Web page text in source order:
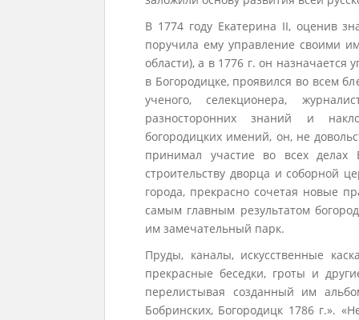
В 1774 году Екатерина II, оценив
поручила ему управление своими
области), а в 1776 г. он назначается
в Богородицке, проявился во всем
ученого, селекционера,
разносторонних знаний и
богородицких имений, он, не
принимал участие во всех делах
строительству дворца и соборной
города, прекрасно сочетая новые
самым главным результатом
им замечательный парк.
Пруды, каналы, искусственные
прекрасные беседки, гроты и
перелистывая созданный им
Бобринских, Богородицк 1786 г.».